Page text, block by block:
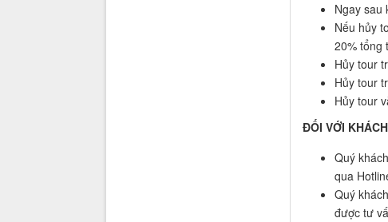
Ngay sau
Nếu hủy
20% tổng
Hủy tour
Hủy tour
Hủy tour
ĐỐI VỚI
Quý
qua
Quý
được tư